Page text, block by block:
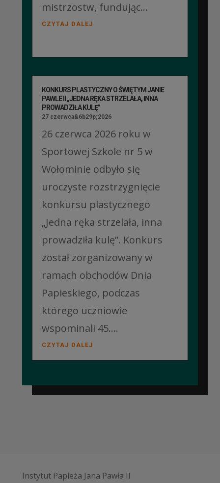
mistrzostw, fundując...
CZYTAJ DALEJ
KONKURS PLASTYCZNY O ŚWIĘTYM JANIE
PAWLE II „JEDNA RĘKA STRZELAŁA, INNA
PROWADZIŁA KULĘ”
27 czerwca&6b29p;2026
26 czerwca 2026 roku w
Sportowej Szkole nr 5 w
Wołominie odbyło się
uroczyste rozstrzygnięcie
konkursu plastycznego
„Jedna ręka strzelała, inna
prowadziła kulę”. Konkurs
został zorganizowany w
ramach obchodów Dnia
Papieskiego, podczas
którego uczniowie
wspominali 45....
CZYTAJ DALEJ
Instytut Papieża Jana Pawła II